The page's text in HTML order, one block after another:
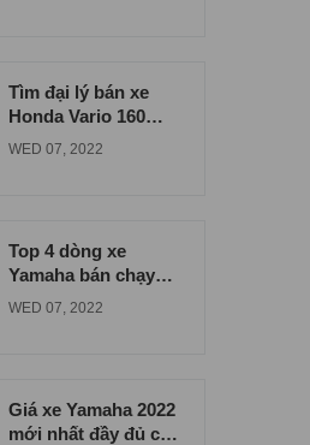
Tìm đại lý bán xe
Honda Vario 160
đúng giá tại Bình
WED 07, 2022
Top 4 dòng xe
Yamaha bán chạy
nhất tại xe máy Nam
WED 07, 2022
Giá xe Yamaha 2022
mới nhất đầy đủ các